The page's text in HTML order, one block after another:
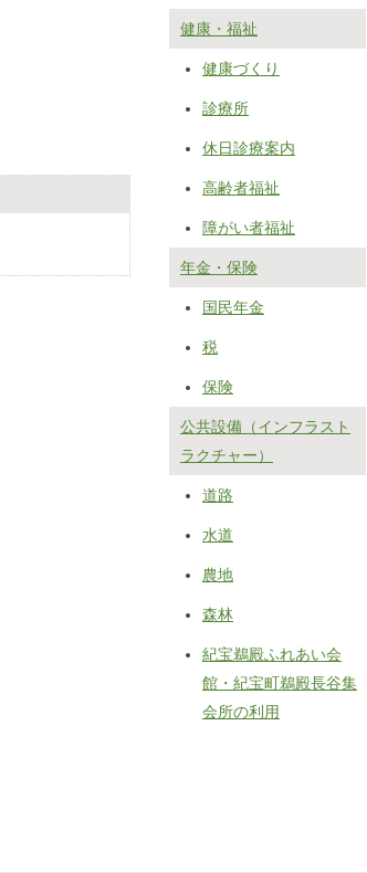
健康・福祉
健康づくり
診療所
休日診療案内
高齢者福祉
障がい者福祉
年金・保険
国民年金
税
保険
公共設備（インフラスト
ラクチャー）
道路
水道
農地
森林
紀宝鵜殿ふれあい会
館・紀宝町鵜殿長谷集
会所の利用